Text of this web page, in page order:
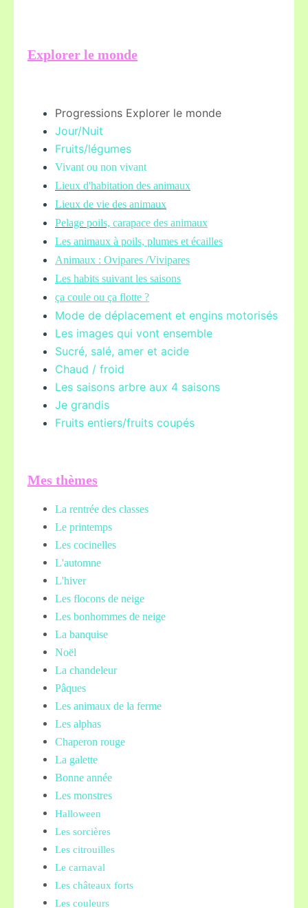
Explorer le monde
Progressions Explorer le monde
Jour/Nuit
Fruits/légumes
Vivant ou non vivant
Lieux d'habitation des animaux
Lieux de vie des animaux
Pelage poils, carapace des animaux
Les animaux à poils, plumes et écailles
Animaux : Ovipares /Vivipares
Les habits suivant les saisons
ça coule ou ça flotte ?
Mode de déplacement et engins motorisés
Les images qui vont ensemble
Sucré, salé, amer et acide
Chaud / froid
Les saisons arbre aux 4 saisons
Je grandis
Fruits entiers/fruits coupés
Mes thèmes
La rentrée des classes
Le printemps
Les cocinelles
L'automne
L'hiver
Les flocons de neige
Les bonhommes de neige
La banquise
Noël
La chandeleur
Pâques
Les animaux de la ferme
Les alphas
Chaperon rouge
La galette
Bonne année
Les monstres
Halloween
Les sorcières
Les citrouilles
Le carnaval
Les châteaux forts
Les couleurs